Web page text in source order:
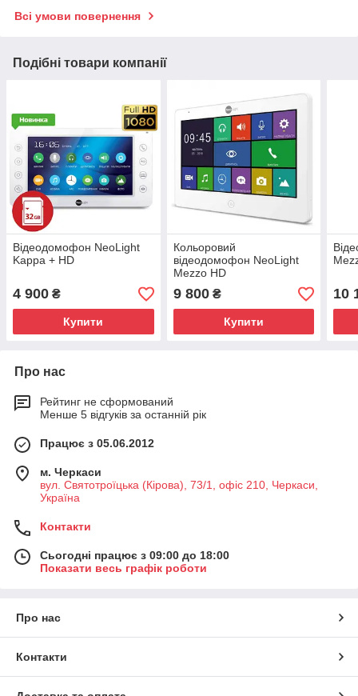
Всі умови повернення
Подібні товари компанії
Відеодомофон NeoLight
Kappa + HD
4 900 ₴
Купити
Кольоровий
відеодомофон NeoLight
Mezzo HD
9 800₴
Купити
10
Про нас
Рейтинг не сформований
Менше 5 відгуків за останній рік
Працює з 05.06.2012
м. Черкаси
вул. Святотроїцька (Кірова), 73/1, офіс 210, Черкаси,
Україна
Контакти
Сьогодні працює з 09:00 до 18:00
Показати весь графік роботи
Про нас
Контакти